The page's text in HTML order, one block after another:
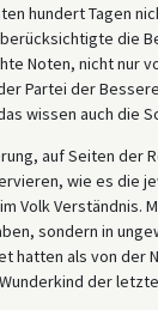
hundert Tagen
die
Noten, nicht nur
Partei der
wissen auch die
auf Seiten der
wie es die
Volk Verständnis.
sondern in
als von der
der